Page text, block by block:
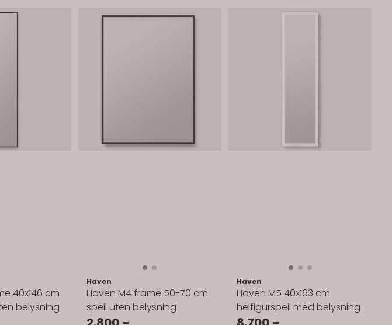
40x146 cm
belysning
Haven
Haven M4 frame 50-70 cm
speil uten belysning
Haven
Haven M5 40x163 cm
helfigurspeil med belysning